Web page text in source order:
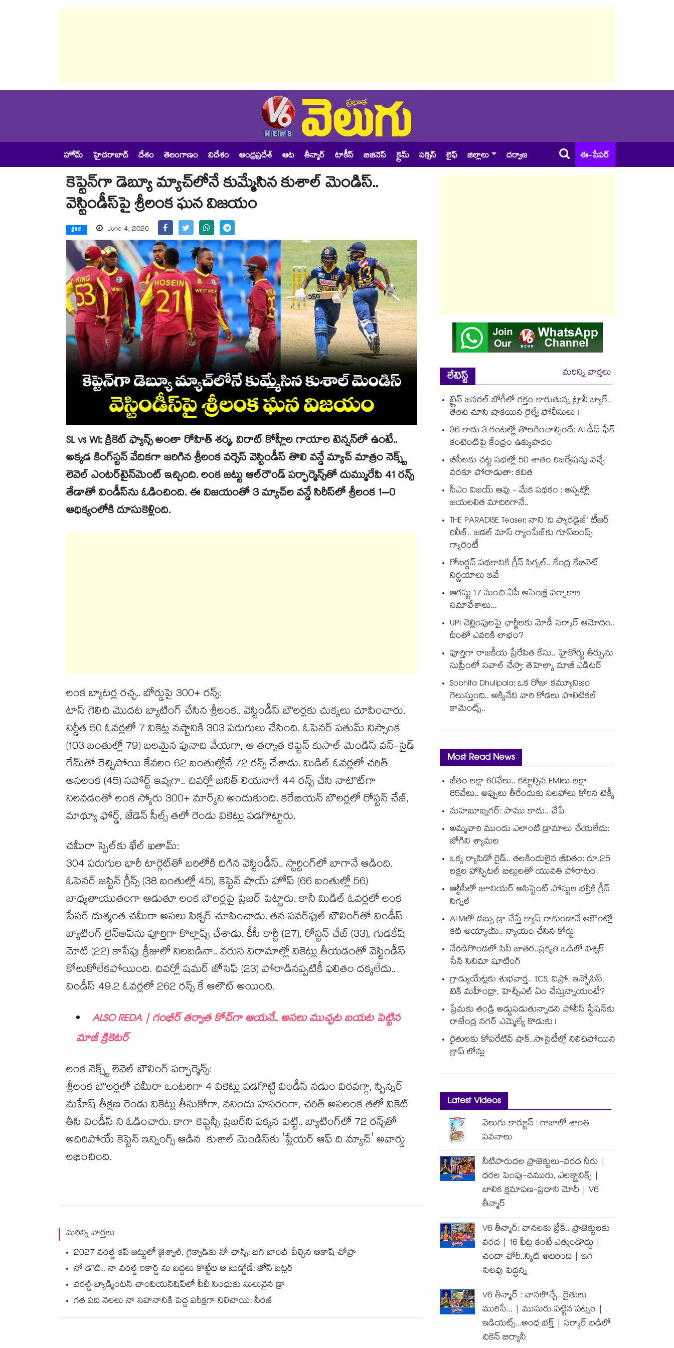
హోమ్ హైదరాబాద్ దేశం తెలంగాణం విదేశం ఆంధ్రప్రదేశ్ ఆట తీన్మార్ టాకీస్ బిజినెస్ క్రైమ్ సక్సెస్ లైఫ్ జిల్లాలు దర్వాజ ఈ-పేపర్
కెప్టెన్‌గా డెబ్యూ మ్యాచ్‌లోనే కుమ్మేసిన కుశాల్ మెండిస్..
వెస్టిండీస్‌పై శ్రీలంక ఘన విజయం
క్రికెట్ June 4, 2026
SL vs WI: క్రికెట్ ఫ్యాన్స్ అంతా రోహిత్ శర్మ, విరాట్ కోహ్లీల గాయాల టెన్షన్‌లో ఉంటే..
అక్కడ కింగ్‌స్టన్ వేదికగా జరిగిన శ్రీలంక వర్సెస్ వెస్టిండీస్ తొలి వన్డే మ్యాచ్ మాత్రం నెక్స్ట్
లెవెల్ ఎంటర్‌టైన్‌మెంట్ ఇచ్చింది. లంక జట్టు ఆల్‌రౌండ్ పర్ఫార్మెన్స్‌తో దుమ్మురేపి 41 రన్స్
తేడాతో విండీస్‌ను ఓడించింది. ఈ విజయంతో 3 మ్యాచ్‌ల వన్డే సిరీస్‌లో శ్రీలంక 1–0
ఆధిక్యంలోకి దూసుకెళ్లింది.
లంక బ్యాటర్ల రచ్చ.. బోర్డుపై 300+ రన్స్:
టాస్ గెలిచి మొదట బ్యాటింగ్ చేసిన శ్రీలంక.. వెస్టిండీస్ బౌలర్లకు చుక్కలు చూపించారు.
నిర్ణీత 50 ఓవర్లలో 7 వికెట్ల నష్టానికి 303 పరుగులు చేసింది. ఓపెనర్ పతుమ్ నిస్సాంక
(103 బంతుల్లో 79) బలమైన పునాది వేయగా, ఆ తర్వాత కెప్టెన్ కుసాల్ మెండిస్ వన్-సైడ్
గేమ్‌తో రెచ్చిపోయి కేవలం 62 బంతుల్లోనే 72 రన్స్ చేశాడు. మిడిల్ ఓవర్లలో చరిత్
అసలంక (45) సపోర్ట్ ఇవ్వగా.. చివర్లో జనిత్ లియనాగే 44 రన్స్ చేసి నాటౌట్‌గా
నిలవడంతో లంక స్కోరు 300+ మార్క్‌ని అందుకుంది. కరేబియన్ బౌలర్లలో రోస్టన్ చేజ్,
మాథ్యూ ఫోర్డ్, జేడెన్ సీల్స్ తలో రెండు వికెట్లు పడగొట్టారు.
చమీరా స్పెల్‌కు ఖేల్ ఖతామ్:
304 పరుగుల భారీ టార్గెట్‌తో బరిలోకి దిగిన వెస్టిండీస్.. స్టార్టింగ్‌లో బాగానే ఆడింది.
ఓపెనర్ జస్టిన్ గ్రీవ్స్ (38 బంతుల్లో 45), కెప్టెన్ షాయ్ హోప్ (66 బంతుల్లో 56)
బాధ్యతాయుతంగా ఆడుతూ లంక బౌలర్లపై ప్రెజర్ పెట్టారు. కానీ మిడిల్ ఓవర్లలో లంక
పేసర్ దుశ్మంత చమీరా అసలు పిక్చర్ చూపించాడు. తన పవర్‌ఫుల్ బౌలింగ్‌తో విండీస్
బ్యాటింగ్ లైన్‌అప్‌ను పూర్తిగా కొల్లాప్స్ చేశాడు. కీసీ కార్టీ (27), రోస్టన్ చేజ్ (33), గుడకేష్
మోటి (22) కాసేపు క్రీజులో నిలబడినా.. వరుస విరామాల్లో వికెట్లు తీయడంతో వెస్టిండీస్
కోలుకోలేకపోయింది. చివర్లో షమర్ జోసెఫ్ (23) పోరాడినప్పటికీ ఫలితం దక్కలేదు..
విండీస్ 49.2 ఓవర్లలో 262 రన్స్ కే ఆలౌట్ అయింది.
ALSO REDA | గంభీర్ తర్వాత కోచ్‌గా ఆయనే.. అసలు ముచ్చట బయట పెట్టిన
మాజీ క్రికెటర్
లంక నెక్స్ట్ లెవెల్ బౌలింగ్ పర్ఫార్మెన్స్:
శ్రీలంక బౌలర్లలో చమీరా ఒంటరిగా 4 వికెట్లు పడగొట్టి విండీస్ నడుం విరవగ్గా, స్పిన్నర్
మహేష్ తీక్షణ రెండు వికెట్లు తీసుకోగా, వనిందు హసరంగా, చరిత్ అసలంక తలో వికెట్
తీసి విండీస్ ని ఓడించారు. కాగా కెప్టెన్సీ ప్రెజర్‌ని పక్కన పెట్టి.. బ్యాటింగ్‌లో 72 రన్స్‌తో
అదిరిపోయే కెప్టెన్ ఇన్నింగ్స్ ఆడిన కుశాల్ మెండిస్‌కు 'ప్లేయర్ ఆఫ్ ది మ్యాచ్' అవార్డు
లభించింది.
మరిన్ని వార్తలు
2027 వరల్డ్ కప్‎ జట్టులో జైశ్వాల్, గైక్వాడ్‎కు నో ఛాన్స్: బిగ్ బాంబ్ పేల్చిన ఆకాష్ చోప్రా
నో డౌట్.. నా వరల్డ్ రికార్డ్ ను బద్దలు కొట్టేది ఆ బుడ్డోడే: జోస్ బట్లర్
వరల్డ్ బ్యాడ్మింటన్ చాంపియన్‌షిప్‌లో పీవీ సింధుకు సులువైన డ్రా
గత పది నెలలు నా సహనానికి పెద్ద పరీక్షగా నిలిచాయి: నీరజ్‌‌‌‌‌‌‌‌‌‌‌‌‌‌‌‌‌‌‌‌‌‌‌‌‌‌‌‌‌‌‌‌
లేటెస్ట్
మరిన్ని వార్తలు
ట్రైన్ జనరల్ బోగీలో రక్తం కారుతున్న ట్రాలీ బ్యాగ్..
తెరిచి చూసి షాకయిన రైల్వే పోలీసులు !
36 కాదు 3 గంటల్లో తొలగించాల్సిందే: AI డీప్ ఫేక్
కంటెంట్‎పై కేంద్రం ఉక్కుపాదం
బీసీలకు చట్ట సభల్లో 50 శాతం రిజర్వేషన్లు వచ్చే
వరకూ పోరాడుతా: కవిత
సీఎం విజయ్ ఆవు - మేక పథకం : అప్పట్లో
జయలలిత మాదిరిగానే..
THE PARADISE Teaser: నాని ‘ది ప్యారడైజ్‌‌’ టీజర్
రిలీజ్.. జడల్ మాస్ ర్యాంపేజ్‌కు గూస్‌బంప్స్
గ్యారెంటీ
గోబర్ధన్ పథకానికి గ్రీన్ సిగ్నల్.. కేంద్ర కేబినెట్
నిర్ణయాలు ఇవే
ఆగష్టు 17 నుంచి ఏపీ అసెంబ్లీ వర్షాకాల
సమావేశాలు...
UPI చెల్లింపులపై ఛార్జీలకు మోడీ సర్కార్ ఆమోదం..
దీంతో ఎవరికి లాభం?
పూర్తిగా రాజకీయ ప్రేరేపిత కేసు.. హైకోర్టు తీర్పును
సుప్రీంలో సవాల్ చేస్తా: తెహెల్కా మాజీ ఎడిటర్
Sobhita Dhulipala: ఒక రోజు కమ్యూనిజం
గెలుస్తుంది.. అక్కినేని వారి కోడలు పొలిటికల్
కామెంట్స్..
Most Read News
జీతం లక్షా 60వేలు.. కట్టాల్సిన EMIలు లక్షా
85వేలు.. అప్పులు తీరేందుకు సలహాలు కోరిన టెక్కీ
మహబూబ్నగర్: పాము కాదు.. చేపే
అమ్మవారి ముందు ఎలాంటి డ్రామాలు చేయలేదు:
జోగిని శ్యామల
ఒక్క ర్యాపిడో రైడ్.. తలకిందులైన జీవితం: రూ.25
లక్షల హాస్పిటల్ బిల్లులతో యువతి పోరాటం
ఆర్టీసీలో జూనియర్ అసిస్టెంట్‌‌ పోస్టుల భర్తీకి గ్రీన్‌‌
సిగ్నల్
ATMలో డబ్బు డ్రా చేస్తే క్యాష్ రాకుండానే అకౌంట్లో
కట్ అయ్యాయ్.. న్యాయం చేసిన కోర్టు
నేరడిగొండలో సినీ జాతర..ప్రకృతి ఒడిలో విశ్వక్
సేన్ సినిమా షూటింగ్
గ్రాడ్యుయేట్లకు శుభవార్త.. TCS, విప్రో, ఇన్ఫోసిస్,
టెక్ మహీంద్రా, హెచ్సీఎల్ ఏం చేస్తున్నాయంటే?
ప్రేమకు తండ్రి అడ్డుపడుతున్నాడని పోలీస్ స్టేషన్⁪కు
రాజేంద్ర నగర్ ఎమ్మెల్యే కొడుకు !
రైతులకు కోపరేటివ్ షాక్..సొసైటీల్లో నిలిచిపోయిన
క్రాప్ లోన్లు
Latest Videos
వెలుగు కార్టూన్ : గాజాలో శాంతి
పవనాలు
నీటిపారుదల ప్రాజెక్టులు-వరద నీరు |
ధరల పెంపు-చమురు, ఎలక్ట్రానిక్స్ |
బాలిక క్షమాపణ-ప్రధాని మోదీ | V6
తీన్మార్
V6 తీన్మార్: వానలకు బ్రేక్.. ప్రాజెక్టులకు
వరద | 16 ఫీట్ల కంటే ఎత్తుండొద్దు |
చందా చోరీ..స్కిట్ అదిరింది | ఇగ
సెలవు పెద్దన్న
V6 తీన్మార్ : వానలొచ్చే...రైతులు
మురిసే... | ముసురు పట్టిన పట్నం |
ఇడియట్స్...అంధ భక్త్ | సర్కార్ బడిలో
చికెన్ బిర్యానీ